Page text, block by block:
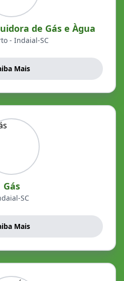
de Gás e Àgua
- Indaial-SC
Mais
Gás
SC
Mais